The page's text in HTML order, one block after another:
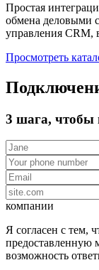
Простая
обмена деловыми
управления CRM,
Просмотреть
3 шага, чтобы
компании
Я согласен с тем,
возможность